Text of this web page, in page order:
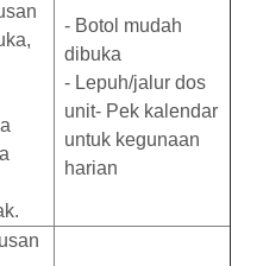
- Botol mudah
dibuka
- Lepuh/jalur dos
unit- Pek kalendar
untuk kegunaan
harian